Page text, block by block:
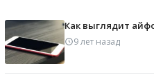
Как выглядит
9 лет назад